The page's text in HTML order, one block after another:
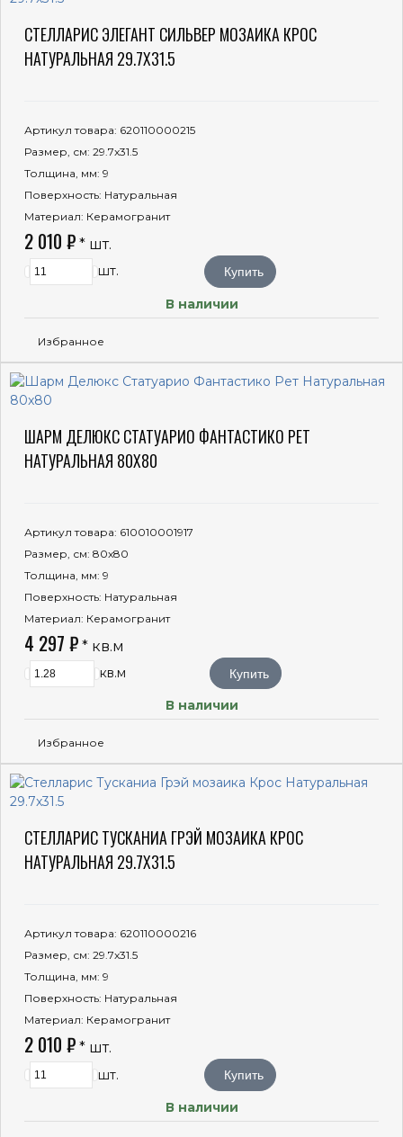
СТЕЛЛАРИС ЭЛЕГАНТ СИЛЬВЕР МОЗАИКА КРОС
НАТУРАЛЬНАЯ 29.7X31.5
Артикул товара: 620110000215
Размер, см: 29.7x31.5
Толщина, мм: 9
Поверхность: Натуральная
Материал: Керамогранит
2 010 ₽ * шт.
шт. Купить
В наличии
Избранное
ШАРМ ДЕЛЮКС СТАТУАРИО ФАНТАСТИКО РЕТ
НАТУРАЛЬНАЯ 80X80
Артикул товара: 610010001917
Размер, см: 80x80
Толщина, мм: 9
Поверхность: Натуральная
Материал: Керамогранит
4 297 ₽ * кв.м
кв.м Купить
В наличии
Избранное
СТЕЛЛАРИС ТУСКАНИА ГРЭЙ МОЗАИКА КРОС
НАТУРАЛЬНАЯ 29.7X31.5
Артикул товара: 620110000216
Размер, см: 29.7x31.5
Толщина, мм: 9
Поверхность: Натуральная
Материал: Керамогранит
2 010 ₽ * шт.
шт. Купить
В наличии